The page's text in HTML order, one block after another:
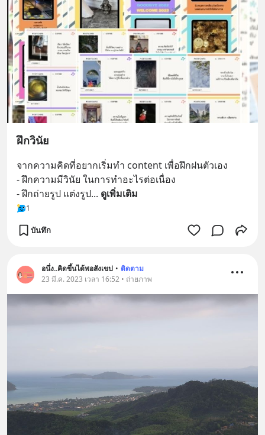
ฝึกวินัย
จากความคิดที่อยากเริ่มทำ content เพื่อฝึกฝนตัวเอง
- ฝึกความมีวินัย ในการทำอะไรต่อเนื่อง
- ฝึกถ่ายรูป แต่งรูป... ดูเพิ่มเติม
1
บันทึก
อนึ่ง..คิดขึ้นได้พอสังเขป • ติดตาม
23 มี.ค. 2023 เวลา 16:52 • ถ่ายภาพ